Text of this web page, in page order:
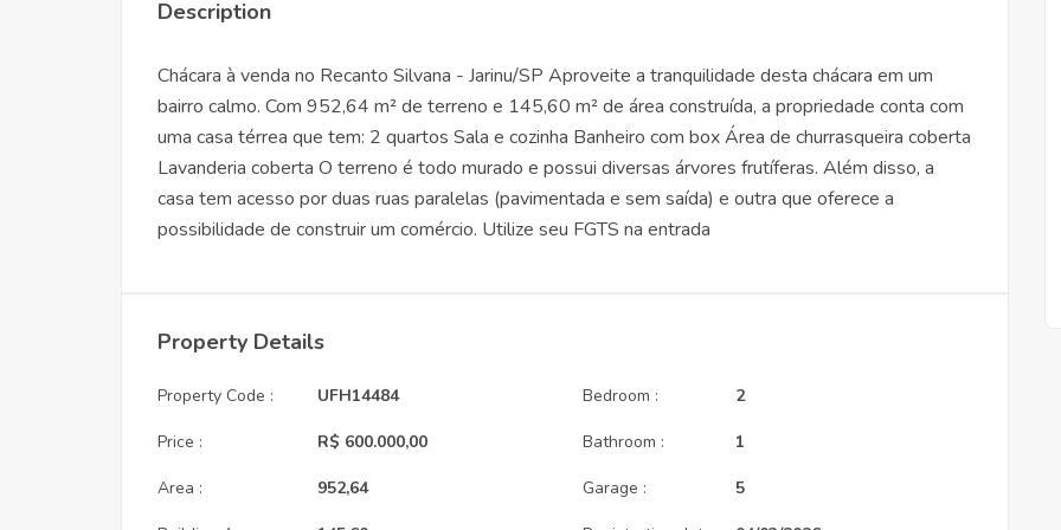
Description
Chácara à venda no Recanto Silvana - Jarinu/SP Aproveite a tranquilidade desta chácara em um
bairro calmo. Com 952,64 m² de terreno e 145,60 m² de área construída, a propriedade conta com
uma casa térrea que tem: 2 quartos Sala e cozinha Banheiro com box Área de churrasqueira coberta
Lavanderia coberta O terreno é todo murado e possui diversas árvores frutíferas. Além disso, a
casa tem acesso por duas ruas paralelas (pavimentada e sem saída) e outra que oferece a
possibilidade de construir um comércio. Utilize seu FGTS na entrada
Property Details
Property Code :
Price :
Area :
UFH14484
R$ 600.000,00
952,64
Bedroom :
Bathroom :
Garage :
2
1
5